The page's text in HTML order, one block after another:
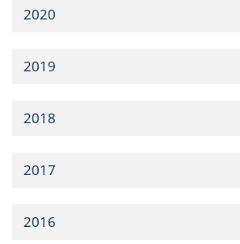
2020
2019
2018
2017
2016